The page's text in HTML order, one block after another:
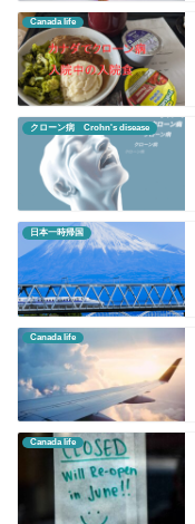
Canada life
クローン病 Crohn's disease
日本一時帰国
Canada life
Canada life